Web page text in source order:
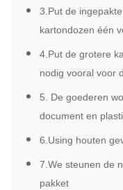
3.Put de
kartondozen één
4.Put de grotere
nodig vooral voor
5. De goederen
document en
6.Using houten
7.We steunen de
pakket